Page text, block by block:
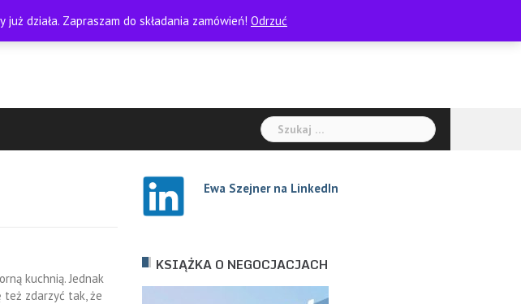
Szukaj:
kuchnią. Jednak
też zdarzyć tak, że
Ewa Szejner na LinkedIn
KSIĄŻKA O NEGOCJACJACH
działa. Zapraszam do składania zamówień! Odrzuć